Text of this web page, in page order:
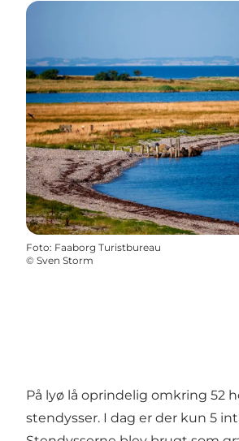
Foto: Faaborg Turistbureau
© Sven Storm
På lyø lå oprindelig omkring 52
stendysser. I dag er der kun 5